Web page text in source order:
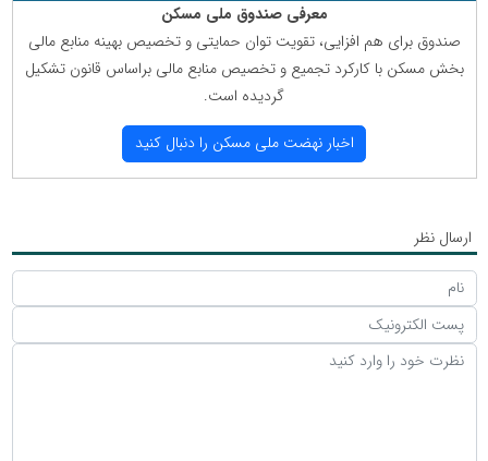
معرفی صندوق ملی مسكن
صندوق برای هم افزایی، تقویت توان حمایتی و تخصیص بهینه منابع مالی
بخش مسكن با كاركرد تجمیع و تخصیص منابع مالی براساس قانون تشكیل
گردیده است.
اخبار نهضت ملی مسكن را دنبال كنید
ارسال نظر